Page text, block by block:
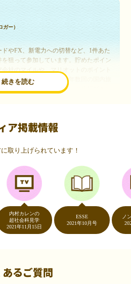
続きを読む
ガー）
やFX、新電力への切替など、1件あた
狙って参加しています。貯めたポイン
ることで、ほぼ無料で年数回の国内旅
。モッピーは陸マイラーや旅行好きに
トショッピングが、モッピーでお得
じめました。空いた時間にスマホで買
、モッピーを経由するだけでショップ
トが二重で貯まることを知り、ビック
ングをモッピーを経由するだけでポイ
く教えてほしかった～！貯まったポイ
チ贅沢を楽しんでます♪
ア掲載情報
取り上げられています！
村カレンの
会科見学
年11月15日
2021年10月号
ノンスト
2020年5
あるご質問